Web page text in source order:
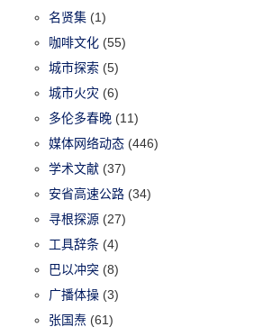
名贤集 (1)
咖啡文化 (55)
城市探索 (5)
城市火灾 (6)
多伦多春晚 (11)
媒体网络动态 (446)
学术文献 (37)
安省高速公路 (34)
寻根探源 (27)
工具辞条 (4)
巴以冲突 (8)
广播体操 (3)
张国焘 (61)